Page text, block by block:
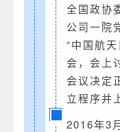
全国政协
公司一院
“中国航
会，会上
会议决定
立程序并
2016年3